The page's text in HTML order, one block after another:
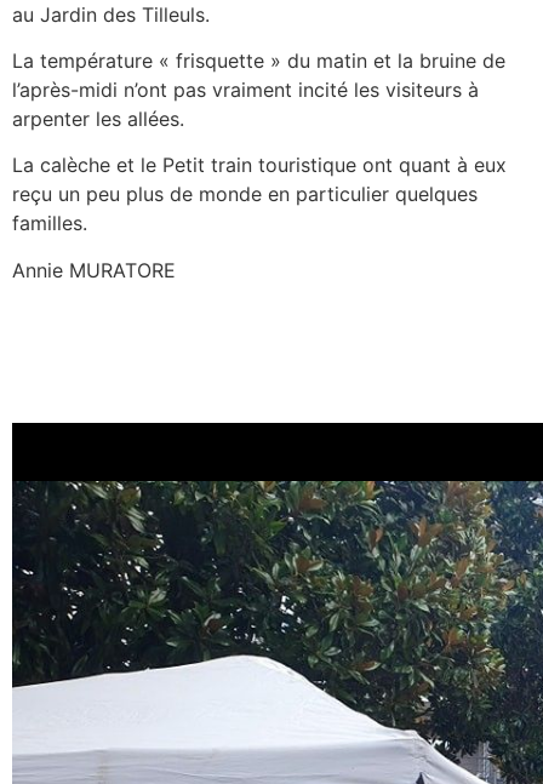
au Jardin des Tilleuls.
La température « frisquette » du matin et la bruine de
l’après-midi n’ont pas vraiment incité les visiteurs à
arpenter les allées.
La calèche et le Petit train touristique ont quant à eux
reçu un peu plus de monde en particulier quelques
familles.
Annie MURATORE